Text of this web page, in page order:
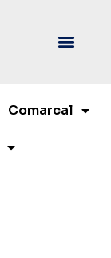
Comarcal